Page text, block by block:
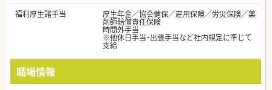
福利厚生諸手当
厚生年金／協会健保／雇用保険／労災保険／薬
剤師賠償責任保険
時間外手当
※他休日手当・出張手当など社内規定に準じて
支給
職場情報